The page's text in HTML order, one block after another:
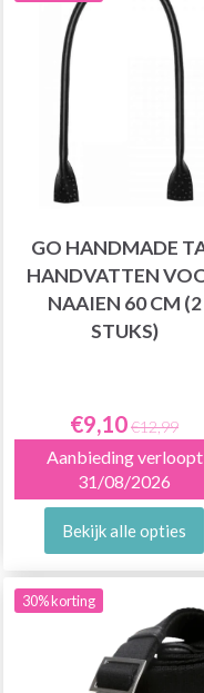
GO HANDMADE
HANDVATTEN
NAAIEN 60 CM (2
STUKS)
€9,10€12,99
Aanbieding verloopt
31/08/2026
Bekijk alle opties
30% korting